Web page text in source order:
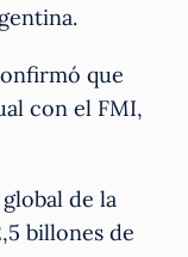
que
con el FMI,
de la
billones de